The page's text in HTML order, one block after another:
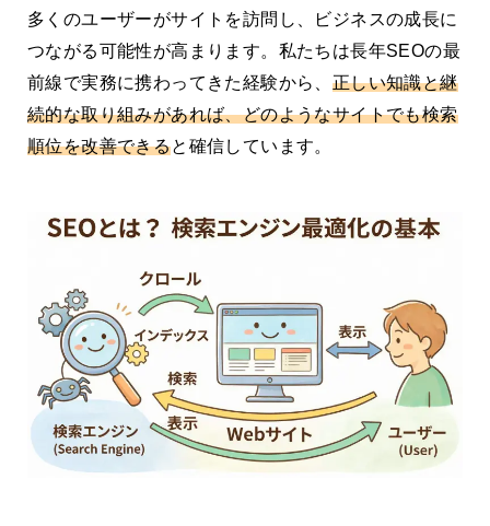
多くのユーザーがサイトを訪問し、ビジネスの成長に
つながる可能性が高まります。私たちは長年SEOの最
前線で実務に携わってきた経験から、 正しい知識と継
続的な取り組みがあれば、どのようなサイトでも検索
順位を改善できると確信しています。